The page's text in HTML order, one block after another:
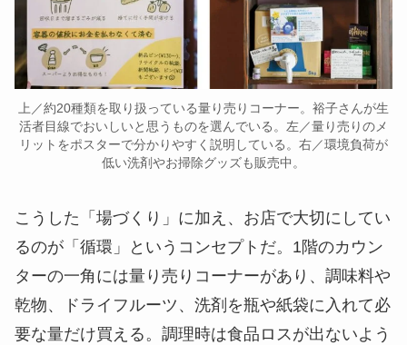
上／約20種類を取り扱っている量り売りコーナー。裕子さんが生
活者目線でおいしいと思うものを選んでいる。左／量り売りのメ
リットをポスターで分かりやすく説明している。右／環境負荷が
低い洗剤やお掃除グッズも販売中。
こうした「場づくり」に加え、お店で大切にしてい
るのが「循環」というコンセプトだ。1階のカウン
ターの一角には量り売りコーナーがあり、調味料や
乾物、ドライフルーツ、洗剤を瓶や紙袋に入れて必
要な量だけ買える。調理時は食品ロスが出ないよう